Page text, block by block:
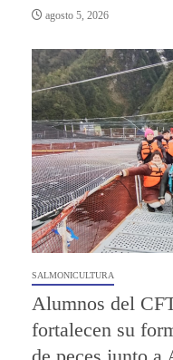
agosto 5, 2026
SALMONICULTURA
Alumnos del
fortalecen su